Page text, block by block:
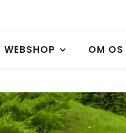
WEBSHOP OM OS